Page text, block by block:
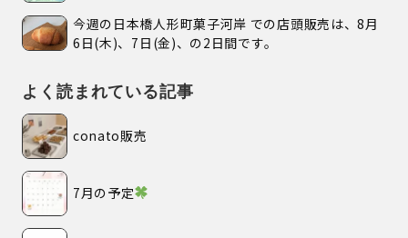
今週の日本橋人形町菓子河岸 での店頭販売は、8月
6日(木)、7日(金)、の2日間です。
よく読まれている記事
conato販売
7月の予定